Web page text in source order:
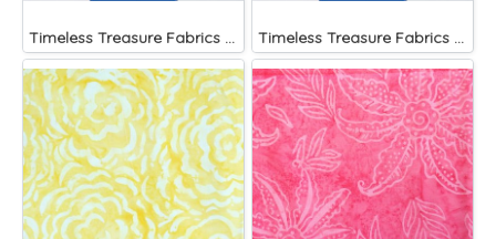
Timeless Treasure Fabrics Tonga Batiks Mariposa Celular Tropical Flowers Mist) Timeless Treasure Fabrics Tonga Batiks Liberty Fireworks Stripes